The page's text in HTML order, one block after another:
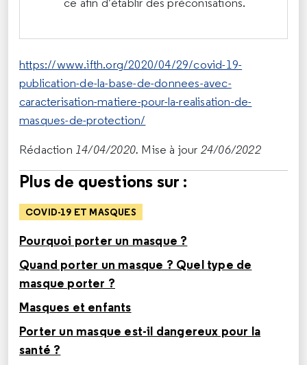
https://www.ifth.org/2020/04/29/covid-19-
publication-de-la-base-de-donnees-avec-
caracterisation-matiere-pour-la-realisation-de-
masques-de-protection/
Rédaction 14/04/2020. Mise à jour 24/06/2022
Plus de questions sur :
COVID-19 ET MASQUES
Pourquoi porter un masque ?
Quand porter un masque ? Quel type de
masque porter ?
Masques et enfants
Porter un masque est-il dangereux pour la
santé ?